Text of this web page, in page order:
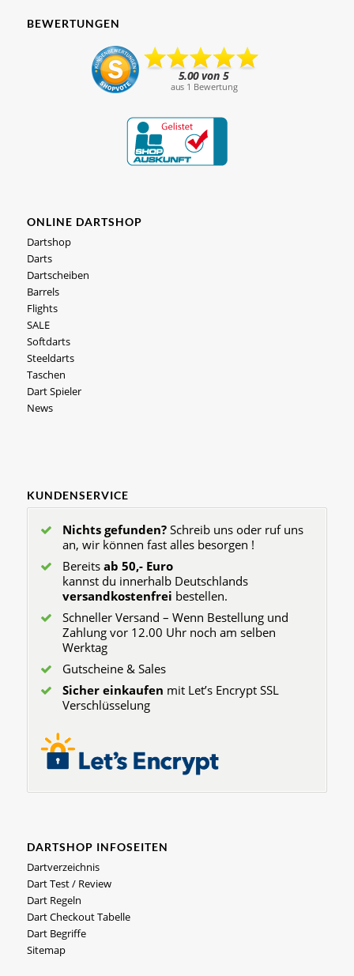
BEWERTUNGEN
ONLINE DARTSHOP
Dartshop
Darts
Dartscheiben
Barrels
Flights
SALE
Softdarts
Steeldarts
Taschen
Dart Spieler
News
KUNDENSERVICE
Nichts gefunden?Schreib uns oder ruf uns
an, wir können fast alles besorgen !
Bereits ab 50,- Euro
kannst du innerhalb Deutschlands
versandkostenfrei bestellen.
Schneller Versand – Wenn Bestellung und
Zahlung vor 12.00 Uhr noch am selben
Werktag
Gutscheine & Sales
Sicher einkaufen mit Let’s Encrypt SSL
Verschlüsselung
DARTSHOP INFOSEITEN
Dartverzeichnis
Dart Test / Review
Dart Regeln
Dart Checkout Tabelle
Dart Begriffe
Sitemap